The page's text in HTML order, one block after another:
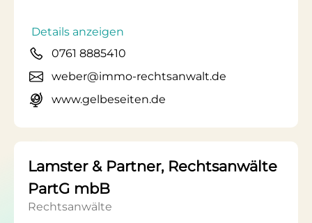
Details anzeigen
0761 8885410
weber@immo-rechtsanwalt.de
www.gelbeseiten.de
Lamster & Partner, Rechtsanwälte
PartG mbB
Rechtsanwälte